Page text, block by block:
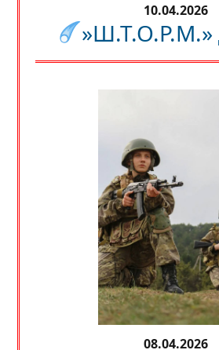
10.04.2026
08.04.2026